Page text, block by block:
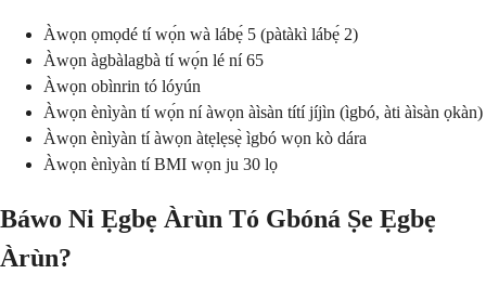
Àwọn ọmọdé tí wọ́n wà lábẹ́ 5 (pàtàkì lábẹ́ 2)
Àwọn àgbàlagbà tí wọ́n lé ní 65
Àwọn obìnrin tó lóyún
Àwọn ènìyàn tí wọ́n ní àwọn àìsàn títí jíjìn (ìgbó, àti àìsàn ọkàn)
Àwọn ènìyàn tí àwọn àtẹlẹsẹ̀ ìgbó wọn kò dára
Àwọn ènìyàn tí BMI wọn ju 30 lọ
Báwo Ni Ẹgbẹ Àrùn Tó Gbóná Ṣe Ẹgbẹ
Àrùn?